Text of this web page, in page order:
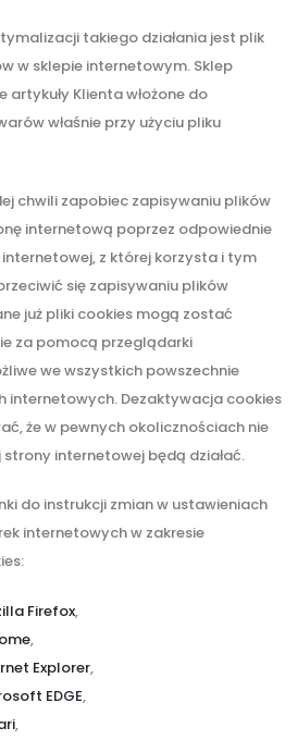
takiego działania jest plik
w sklepie internetowym. Sklep
Klienta włożone do
właśnie przy użyciu pliku
chwili zapobiec zapisywaniu plików
internetową poprzez odpowiednie
z której korzysta i tym
się zapisywaniu plików
już pliki cookies mogą zostać
za pomocą przeglądarki
we wszystkich powszechnie
internetowych. Dezaktywacja cookies
że w pewnych okolicznościach nie
internetowej będą działać.
do instrukcji zmian w ustawieniach
internetowych w zakresie
Firefox,
,
Explorer,
EDGE,
,